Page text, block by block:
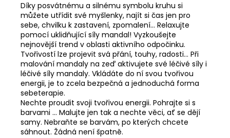
Díky posvátnému a silnému symbolu kruhu si
můžete utřídit své myšlenky, najít si čas jen pro
sebe, chvilku k zastavení, zpomalení... Relaxujte
pomocí uklidňující síly mandal! Vyzkoušejte
nejnovější trend v oblasti aktivního odpočinku.
Tvořivostí lze projevit svá přání, touhy, radosti... Při
malování mandaly na zeď aktivujete své léčivé síly i
léčivé síly mandaly. Vkládáte do ní svou tvořivou
energii, je to zcela bezpečná a jednoduchá forma
sebeterapie.
Nechte proudit svoji tvořivou energii. Pohrajte si s
barvami ... Malujte jen tak a nechte věci, ať se dějí
samy. Nebraňte se barvám, po kterých chcete
sáhnout. Žádná není špatně.